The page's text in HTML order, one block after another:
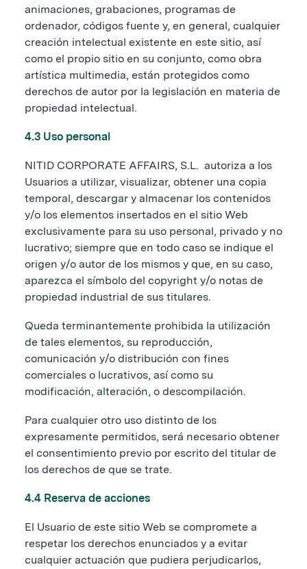
animaciones, grabaciones, programas de
ordenador, códigos fuente y, en general, cualquier
creación intelectual existente en este sitio, así
como el propio sitio en su conjunto, como obra
artística multimedia, están protegidos como
derechos de autor por la legislación en materia de
propiedad intelectual.
4.3 Uso personal
NITID CORPORATE AFFAIRS, S.L. autoriza a los
Usuarios a utilizar, visualizar, obtener una copia
temporal, descargar y almacenar los contenidos
y/o los elementos insertados en el sitio Web
exclusivamente para su uso personal, privado y no
lucrativo; siempre que en todo caso se indique el
origen y/o autor de los mismos y que, en su caso,
aparezca el símbolo del copyright y/o notas de
propiedad industrial de sus titulares.
Queda terminantemente prohibida la utilización
de tales elementos, su reproducción,
comunicación y/o distribución con fines
comerciales o lucrativos, así como su
modificación, alteración, o descompilación.
Para cualquier otro uso distinto de los
expresamente permitidos, será necesario obtener
el consentimiento previo por escrito del titular de
los derechos de que se trate.
4.4 Reserva de acciones
El Usuario de este sitio Web se compromete a
respetar los derechos enunciados y a evitar
cualquier actuación que pudiera perjudicarlos,